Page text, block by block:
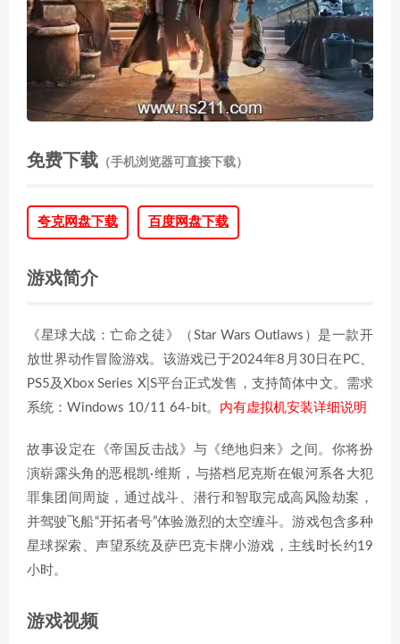
免费下载 （手机浏览器可直接下载）
夸克网盘下载 百度网盘下载
游戏简介
《星球大战：亡命之徒》（Star Wars Outlaws）是一款开
放世界动作冒险游戏。该游戏已于2024年8月30日在PC、
PS5及Xbox Series X|S平台正式发售，支持简体中文。需求
系统：Windows 10/11 64-bit。 内有虚拟机安装详细说明
故事设定在《帝国反击战》与《绝地归来》之间。你将扮
演崭露头角的恶棍凯·维斯，与搭档尼克斯在银河系各大犯
罪集团间周旋，通过战斗、潜行和智取完成高风险劫案，
并驾驶飞船“开拓者号”体验激烈的太空缠斗。游戏包含多种
星球探索、声望系统及萨巴克卡牌小游戏，主线时长约19
小时。
游戏视频